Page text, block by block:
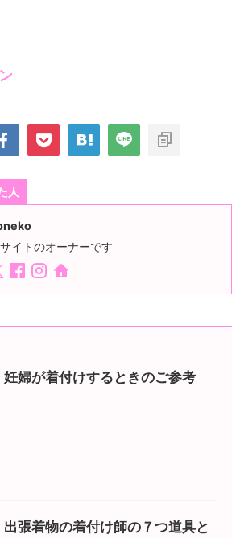
人
イトのオーナーです
妊婦が着付けするときのご参考
出張着物の着付け師の７つ道具と